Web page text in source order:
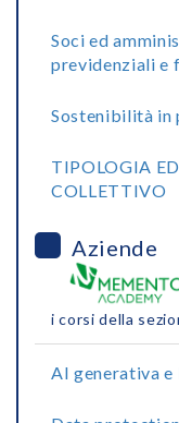
Soci ed
previdenziali e
Sostenibilità in
TIPOLOGIA
COLLETTIVO
Aziende
i corsi della
AI generativa